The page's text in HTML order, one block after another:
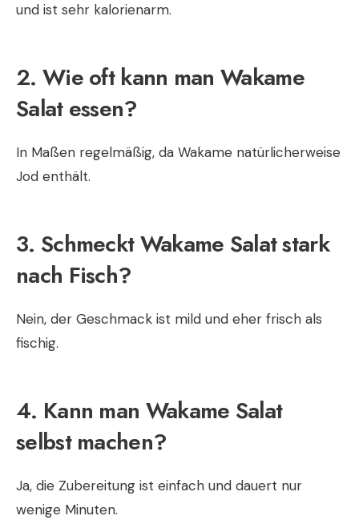
und ist sehr kalorienarm.
2. Wie oft kann man Wakame
Salat essen?
In Maßen regelmäßig, da Wakame natürlicherweise
Jod enthält.
3. Schmeckt Wakame Salat stark
nach Fisch?
Nein, der Geschmack ist mild und eher frisch als
fischig.
4. Kann man Wakame Salat
selbst machen?
Ja, die Zubereitung ist einfach und dauert nur
wenige Minuten.